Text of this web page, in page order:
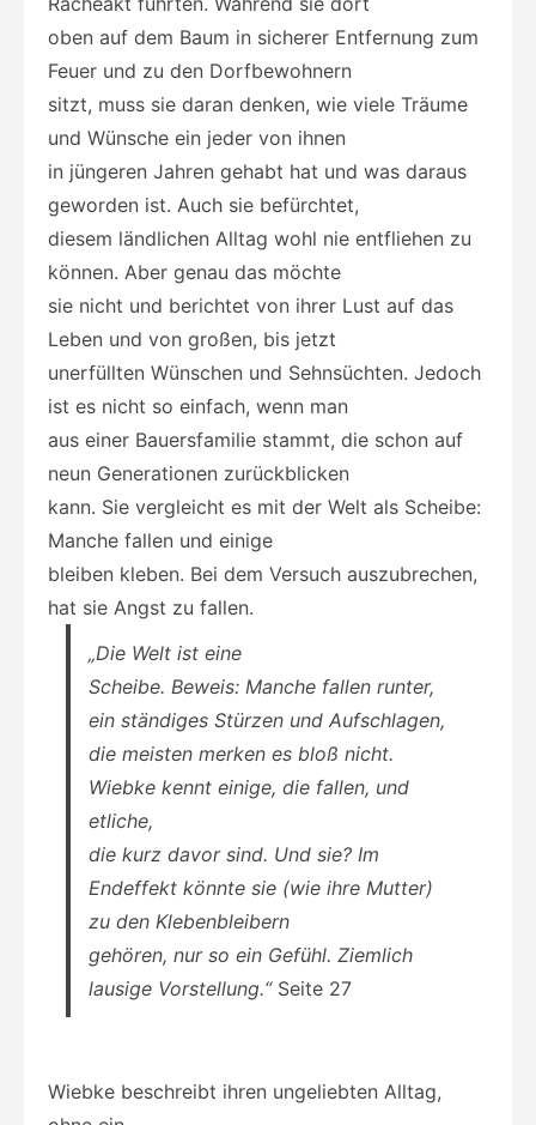
oben auf dem Baum in sicherer Entfernung zum
Feuer und zu den Dorfbewohnern
sitzt, muss sie daran denken, wie viele Träume
und Wünsche ein jeder von ihnen
in jüngeren Jahren gehabt hat und was daraus
geworden ist. Auch sie befürchtet,
diesem ländlichen Alltag wohl nie entfliehen zu
können. Aber genau das möchte
sie nicht und berichtet von ihrer Lust auf das
Leben und von großen, bis jetzt
unerfüllten Wünschen und Sehnsüchten. Jedoch
ist es nicht so einfach, wenn man
aus einer Bauersfamilie stammt, die schon auf
neun Generationen zurückblicken
kann. Sie vergleicht es mit der Welt als Scheibe:
Manche fallen und einige
bleiben kleben. Bei dem Versuch auszubrechen,
hat sie Angst zu fallen.
„Die Welt ist eine
Scheibe. Beweis: Manche fallen runter,
ein ständiges Stürzen und Aufschlagen,
die meisten merken es bloß nicht.
Wiebke kennt einige, die fallen, und
etliche,
die kurz davor sind. Und sie? Im
Endeffekt könnte sie (wie ihre Mutter)
zu den Klebenbleibern
gehören, nur so ein Gefühl. Ziemlich
lausige Vorstellung.“Seite 27
Wiebke beschreibt ihren ungeliebten Alltag,